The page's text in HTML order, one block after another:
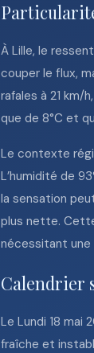
À Lille, le
couper le flux,
rafales à 21 km/
que de 8°C et
Le contexte
L’humidité de
la sensation
plus nette.
nécessitant une
Calendrier
Le Lundi 18 mai
fraîche et